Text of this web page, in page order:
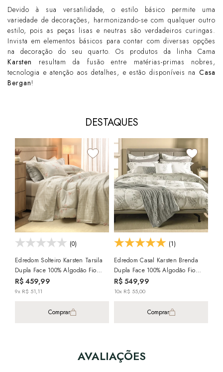
Devido à sua versatilidade, o estilo básico permite uma
variedade de decorações, harmonizando-se com qualquer outro
estilo, pois as peças lisas e neutras são verdadeiros curingas.
Invista em elementos básicos para contar com diversas opções
na decoração do seu quarto. Os produtos da linha Cama
Karsten resultam da fusão entre matérias-primas nobres,
tecnologia e atenção aos detalhes, e estão disponíveis na Casa
Bergan!
DESTAQUES
(0)
Edredom Solteiro Karsten Tarsila
Dupla Face 100% Algodão Fio
Penteado Percal 200 Fios
R$ 459,99
9x R$ 51,11
Comprar
(1)
Edredom Casal Karsten Brenda
Dupla Face 100% Algodão Fio
Penteado Percal 200 Fios
R$ 549,99
10x R$ 55,00
Comprar
AVALIAÇÕES